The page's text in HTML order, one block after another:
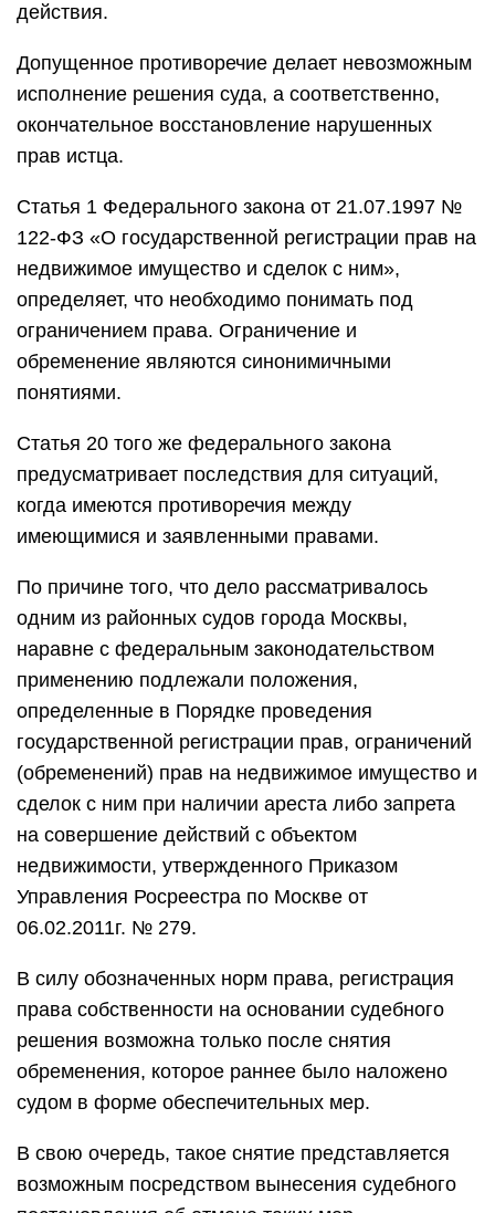
действия.
Допущенное противоречие делает невозможным
исполнение решения суда, а соответственно,
окончательное восстановление нарушенных
прав истца.
Статья 1 Федерального закона от 21.07.1997 №
122-ФЗ «О государственной регистрации прав на
недвижимое имущество и сделок с ним»,
определяет, что необходимо понимать под
ограничением права. Ограничение и
обременение являются синонимичными
понятиями.
Статья 20 того же федерального закона
предусматривает последствия для ситуаций,
когда имеются противоречия между
имеющимися и заявленными правами.
По причине того, что дело рассматривалось
одним из районных судов города Москвы,
наравне с федеральным законодательством
применению подлежали положения,
определенные в Порядке проведения
государственной регистрации прав, ограничений
(обременений) прав на недвижимое имущество и
сделок с ним при наличии ареста либо запрета
на совершение действий с объектом
недвижимости, утвержденного Приказом
Управления Росреестра по Москве от
06.02.2011г. № 279.
В силу обозначенных норм права, регистрация
права собственности на основании судебного
решения возможна только после снятия
обременения, которое раннее было наложено
судом в форме обеспечительных мер.
В свою очередь, такое снятие представляется
возможным посредством вынесения судебного